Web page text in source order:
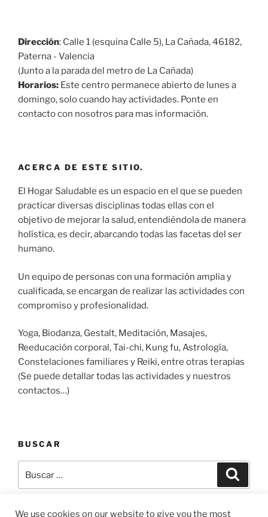
Dirección: Calle 1 (esquina Calle 5), La Cañada, 46182,
Paterna - Valencia
(Junto a la parada del metro de La Cañada)
Horarios: Este centro permanece abierto de lunes a
domingo, solo cuando hay actividades. Ponte en
contacto con nosotros para mas información.
ACERCA DE ESTE SITIO.
El Hogar Saludable es un espacio en el que se pueden
practicar diversas disciplinas todas ellas con el
objetivo de mejorar la salud, entendiéndola de manera
holística, es decir, abarcando todas las facetas del ser
humano.
Un equipo de personas con una formación amplia y
cualificada, se encargan de realizar las actividades con
compromiso y profesionalidad.
Yoga, Biodanza, Gestalt, Meditación, Masajes,
Reeducación corporal, Tai-chi, Kung fu, Astrología,
Constelaciones familiares y Reiki, entre otras terapias
(Se puede detallar todas las actividades y nuestros
contactos…)
BUSCAR
por:
We use cookies on our website to give you the most